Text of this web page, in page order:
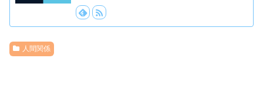
人間関係